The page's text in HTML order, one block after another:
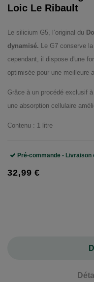
Loic Le Ribault
Le silicium G5, l’original du
dynamisé. Le G7 conserve
cependant, il dispose d'une
optimisée pour une meilleure
Grâce à un procédé exclusif
une absorption cellulaire
Contenu : 1 litre
Pré-commande -
32,99 €